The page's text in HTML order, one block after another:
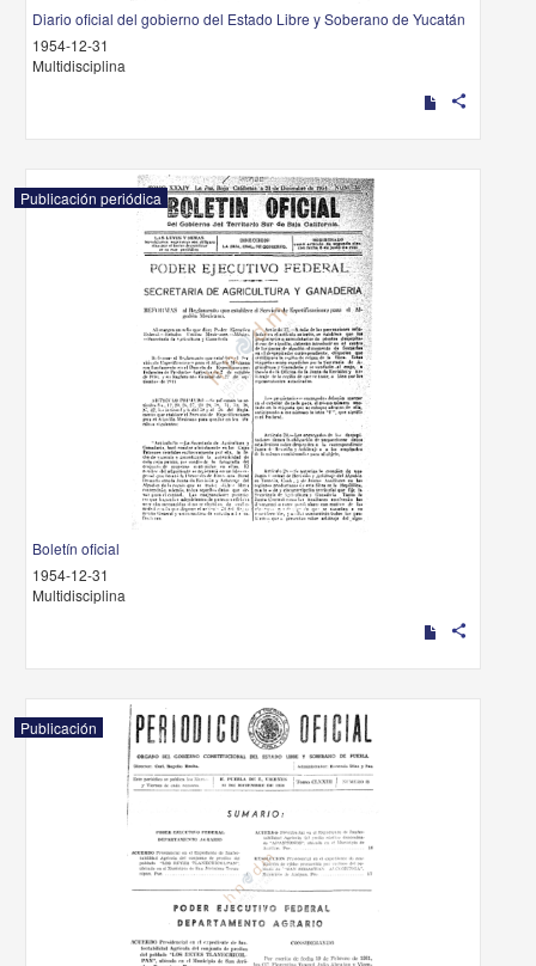
Diario oficial del gobierno del Estado Libre y Soberano de Yucatán
1954-12-31
Multidisciplina
share
Publicación periódica
Boletín oficial
1954-12-31
Multidisciplina
share
Publicación